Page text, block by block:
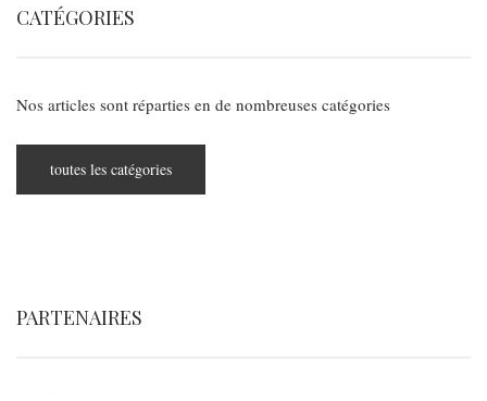
CATÉGORIES
Nos articles sont réparties en de nombreuses catégories
toutes les catégories
PARTENAIRES